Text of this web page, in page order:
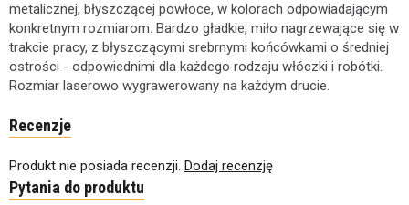
metalicznej, błyszczącej powłoce, w kolorach odpowiadającym
konkretnym rozmiarom. Bardzo gładkie, miło nagrzewające się w
trakcie pracy, z błyszczącymi srebrnymi końcówkami o średniej
ostrości - odpowiednimi dla każdego rodzaju włóczki i robótki.
Rozmiar laserowo wygrawerowany na każdym drucie.
Recenzje
Produkt nie posiada recenzji. Dodaj recenzję
Pytania do produktu